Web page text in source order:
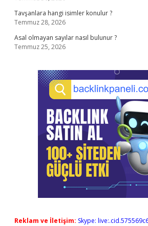
Tavşanlara hangi isimler konulur ?
Temmuz 28, 2026
Asal olmayan sayılar nasıl bulunur ?
Temmuz 25, 2026
Reklam ve İletişim: Skype: